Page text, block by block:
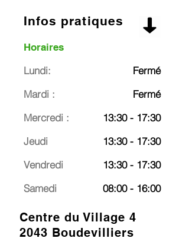
Infos pratiques
Horaires
Lundi:
Mardi :
Mercredi :
Jeudi
Vendredi
Samedi
Fermé
Fermé
13:30 - 17:30
13:30 - 17:30
13:30 - 17:30
08:00 - 16:00
Centre du Village 4
2043 Boudevilliers